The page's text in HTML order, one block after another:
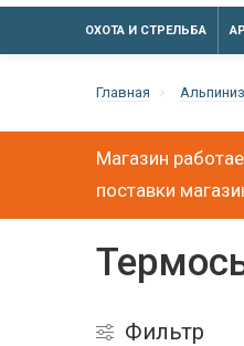
ОХОТА И СТРЕЛЬБА
Главная
Магазин
поставки
Фильтр